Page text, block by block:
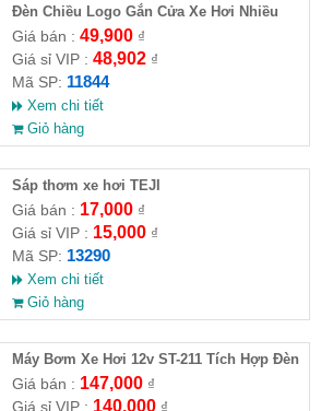
Đèn Chiều Logo Gắn Cửa Xe Hơi Nhiều
Hình
Giá bán : 49,900₫
Giá sỉ VIP : 48,902₫
Mã SP: 11844
Xem chi tiết
Giỏ hàng
Sáp thơm xe hơi TEJI
Giá bán : 17,000₫
Giá sỉ VIP : 15,000₫
Mã SP: 13290
Xem chi tiết
Giỏ hàng
Máy Bơm Xe Hơi 12v ST-211 Tích Hợp Đèn
Giá bán : 147,000₫
Giá sỉ VIP : 140,000₫